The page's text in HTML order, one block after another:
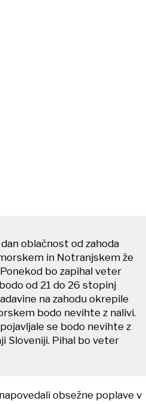
oblačnost od zahoda
in Notranjskem že
bo zapihal veter
od 21 do 26 stopinj
na zahodu okrepile
bodo nevihte z nalivi.
se bodo nevihte z
Sloveniji. Pihal bo veter
obsežne poplave v